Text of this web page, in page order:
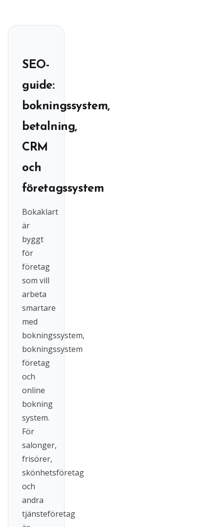
SEO-
guide:
bokningssystem,
betalning,
CRM
och
företagssystem
Bokaklart
är
byggt
för
företag
som vill
arbeta
smartare
med
bokningssystem,
bokningssystem
företag
och
online
bokning
system.
För
salonger,
frisörer,
skönhetsföretag
och
andra
tjänsteföretag